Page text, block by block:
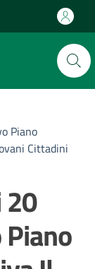
Piano
Cittadini